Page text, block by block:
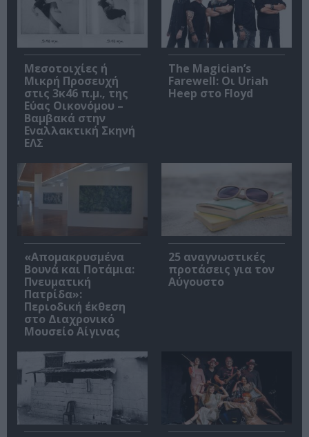
Μεσοτοιχίες ή
Μικρή Προσευχή
στις 3κ46 π.μ., της
Εύας Οικονόμου –
Βαμβακά στην
Εναλλακτική Σκηνή
ΕΛΣ
The Magician’s
Farewell: Οι Uriah
Heep στο Floyd
«Απομακρυσμένα
Βουνά και Ποτάμια:
Πνευματική
Πατρίδα»:
Περιοδική έκθεση
στο Διαχρονικό
Μουσείο Αίγινας
25 αναγνωστικές
προτάσεις για τον
Αύγουστο